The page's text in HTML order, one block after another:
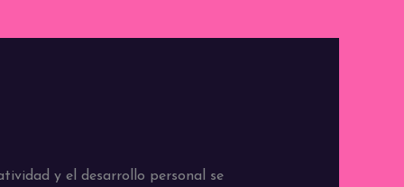
y el desarrollo personal se